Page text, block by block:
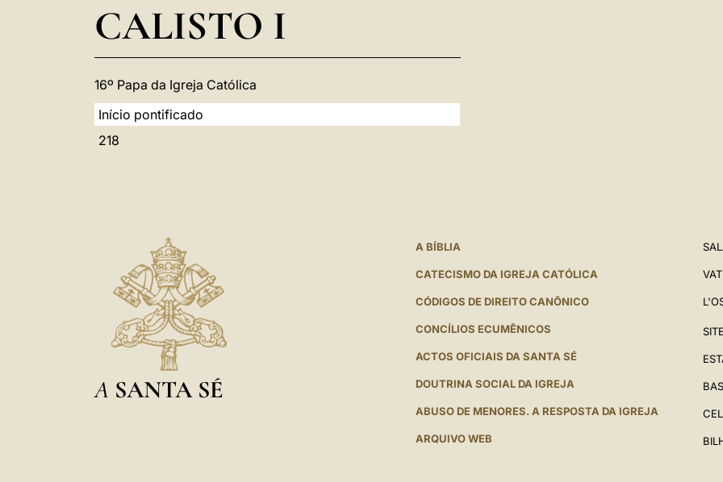
CALISTO I
16º Papa da Igreja Católica
Início pontificado
218
A SANTA SÉ
A BÍBLIA
CATECISMO DA IGREJA CATÓLICA
CÓDIGOS DE DIREITO CANÔNICO
CONCÍLIOS ECUMÊNICOS
ACTOS OFICIAIS DA SANTA SÉ
DOUTRINA SOCIAL DA IGREJA
ABUSO DE MENORES. A RESPOSTA DA IGREJA
ARQUIVO WEB